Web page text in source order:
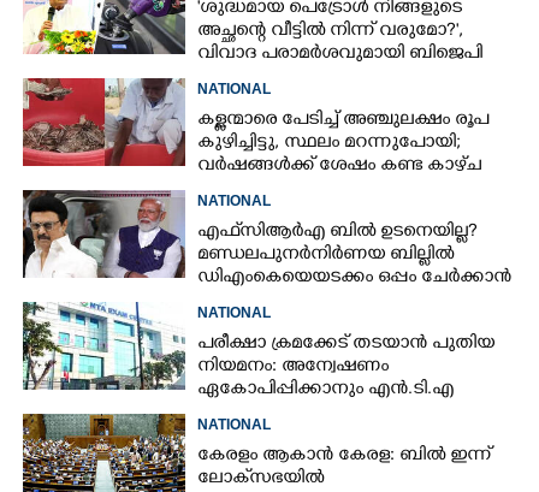
'ശുദ്ധമായ പെട്രോൾ നിങ്ങളുടെ
അച്ഛന്റെ വീട്ടിൽ നിന്ന് വരുമോ?',
വിവാദ പരാമർശവുമായി ബിജെപി
NATIONAL
കള്ളന്മാരെ പേടിച്ച് അഞ്ചുലക്ഷം രൂപ
കുഴിച്ചിട്ടു, സ്ഥലം മറന്നുപോയി;
വർഷങ്ങൾക്ക് ശേഷം കണ്ട കാഴ്‌ച
NATIONAL
എഫ്‌സിആർഎ ബിൽ ഉടനെയില്ല?
മണ്ഡലപുനർനിർണയ ബില്ലിൽ
ഡിഎംകെയെയടക്കം ഒപ്പം ചേർക്കാൻ
NATIONAL
പരീക്ഷാ ക്രമക്കേട് തടയാൻ പുതിയ
നിയമനം: അന്വേഷണം
ഏകോപിപ്പിക്കാനും എൻ‌.ടി‌.എ
NATIONAL
കേരളം ആകാൻ കേരള: ബിൽ ഇന്ന്
ലോക്‌സഭയിൽ